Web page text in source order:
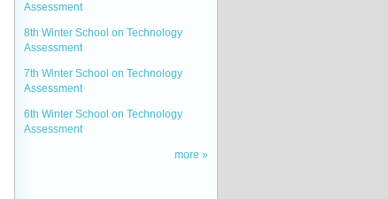
Assessment
8th Winter School on Technology
Assessment
7th Winter School on Technology
Assessment
6th Winter School on Technology
Assessment
more